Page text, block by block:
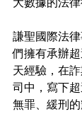
謙聖國際法
們擁有承辦超
天經驗，在
司中，寫下超
無罪、緩刑的